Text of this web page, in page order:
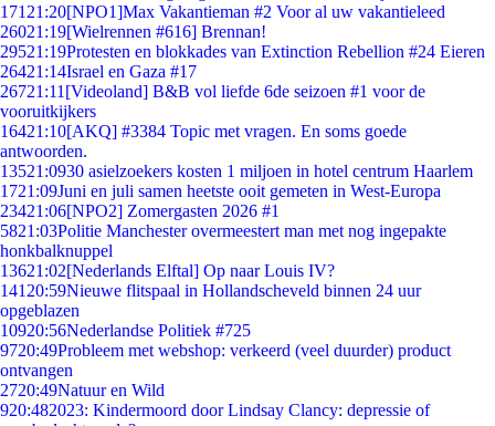
171 21:20[NPO1]Max Vakantieman #2 Voor al uw vakantieleed
26021:19[Wielrennen #616] Brennan!
29521:19Protesten en blokkades van Extinction Rebellion #24 Eieren
26421:14Israel en Gaza #17
26721:11 [Videoland] B&B vol liefde 6de seizoen #1 voor de
vooruitkijkers
16421:10[AKQ] #3384 Topic met vragen. En soms goede
antwoorden.
13521:0930 asielzoekers kosten 1 miljoen in hotel centrum Haarlem
1721:09Juni en juli samen heetste ooit gemeten in West-Europa
23421:06[NPO2] Zomergasten 2026 #1
5821:03Politie Manchester overmeestert man met nog ingepakte
honkbalknuppel
13621:02[Nederlands Elftal] Op naar Louis IV?
141 20:59Nieuwe flitspaal in Hollandscheveld binnen 24 uur
opgeblazen
10920:56Nederlandse Politiek #725
9720:49Probleem met webshop: verkeerd (veel duurder) product
ontvangen
2720:49Natuur en Wild
920:482023: Kindermoord door Lindsay Clancy: depressie of